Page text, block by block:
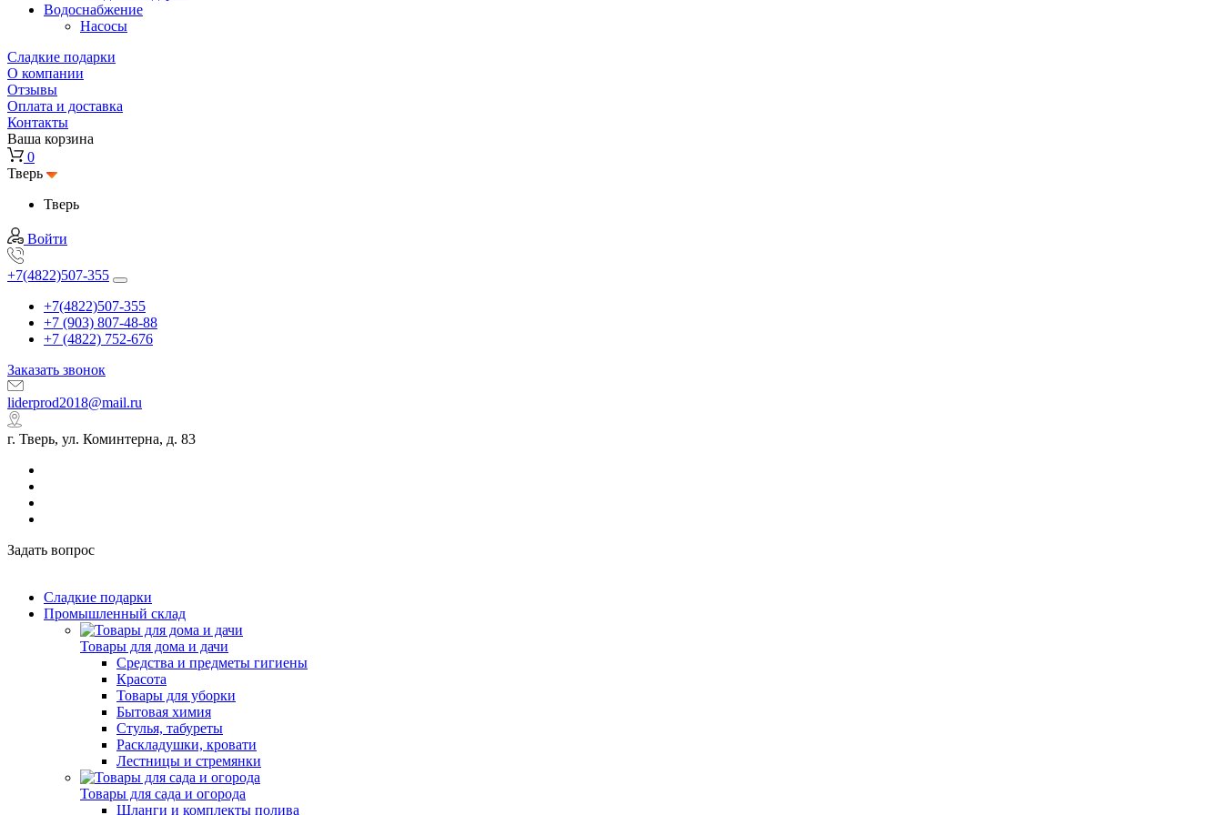
Водоснабжение
Насосы
Сладкие подарки
О компании
Отзывы
Оплата и доставка
Контакты
Ваша корзина
0
Тверь
Тверь
Войти
+7(4822)507-355
+7(4822)507-355
+7 (903) 807-48-88
+7 (4822) 752-676
Заказать звонок
liderprod2018@mail.ru
г. Тверь, ул. Коминтерна, д. 83
Задать вопрос
Сладкие подарки
Промышленный склад
Товары для дома и дачи
Средства и предметы гигиены
Красота
Товары для уборки
Бытовая химия
Стулья, табуреты
Раскладушки, кровати
Лестницы и стремянки
Товары для сада и огорода
Шланги и комплекты полива